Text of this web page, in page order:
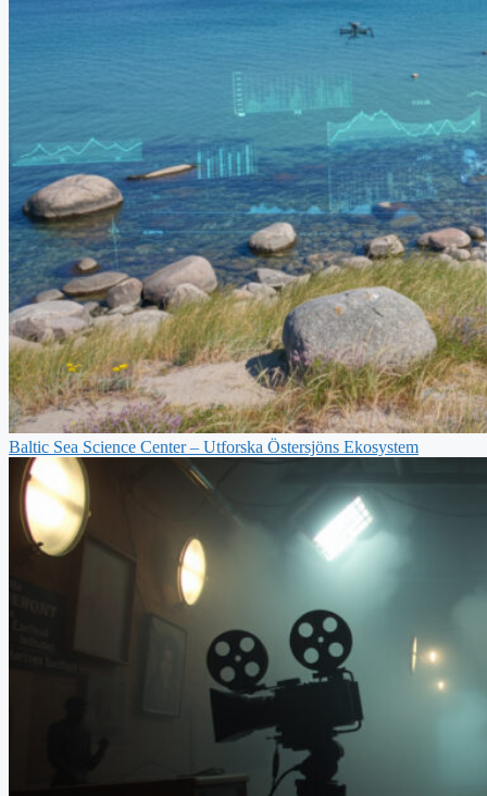
Baltic Sea Science Center – Utforska Östersjöns Ekosystem